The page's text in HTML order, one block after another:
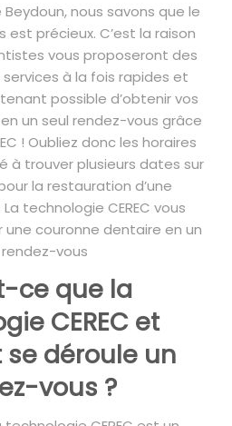
nous savons que le
précieux. C’est la raison
vous proposeront des
à la fois rapides et
possible d’obtenir vos
un seul rendez-vous grâce
! Oubliez donc les horaires
à trouver plusieurs dates sur
la restauration d’une
technologie CEREC vous
couronne dentaire en un
rendez-vous
ce que la
CEREC et
déroule un
vous ?